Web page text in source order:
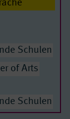
Seiten
Schulen
of Arts
Schulen